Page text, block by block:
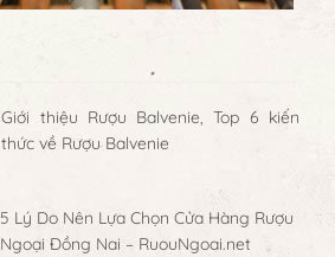
Giới thiệu Rượu Balvenie, Top 6 kiến
thức về Rượu Balvenie
5 Lý Do Nên Lựa Chọn Cửa Hàng Rượu
Ngoại Đồng Nai – RuouNgoai.net